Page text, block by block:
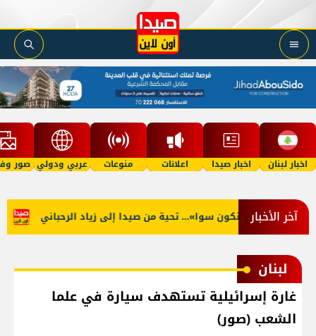
اخبار لبنان اخبار صيدا اعلانات منوعات عربي ودولي صور
آخر الأخبار
مرّة… ما منكون سوا»… تحية من صيدا إلى زياد الرحباني
لبنان
غارة إسرائيلية تستهدف سيارة في علما
الشعب (صور)